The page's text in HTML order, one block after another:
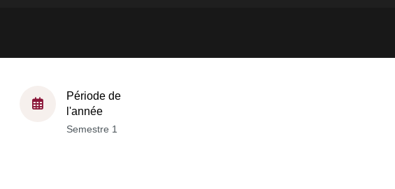
Période de
l'année
Semestre 1